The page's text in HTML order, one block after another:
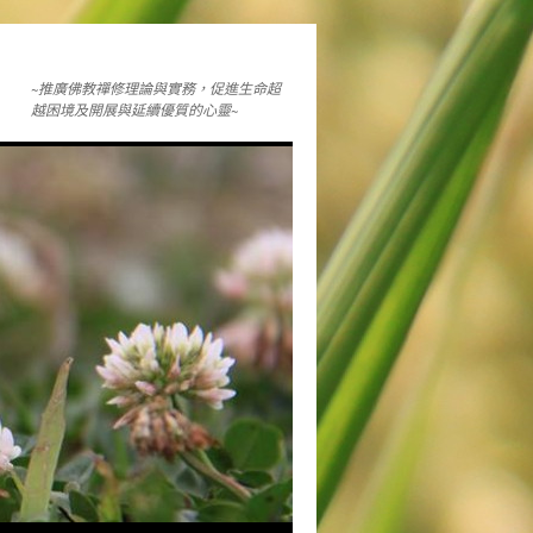
~推廣佛教禪修理論與實務，促進生命超
越困境及開展與延續優質的心靈~